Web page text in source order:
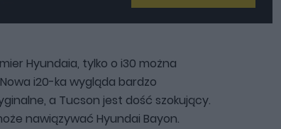
Hyundaia, tylko o i30 można
i20-ka wygląda bardzo
a Tucson jest dość szokujący.
nawiązywać Hyundai Bayon.